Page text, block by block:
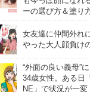
ーの選び方＆塗り
女友達に仲間外れ
やった大人顔負け
“外面の良い義母”
34歳女性。ある日
NE」で状況が一変